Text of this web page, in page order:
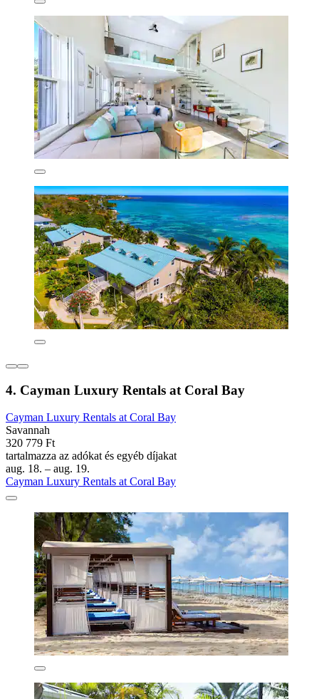
4. Cayman Luxury Rentals at Coral Bay
Cayman Luxury Rentals at Coral Bay
Savannah
320 779 Ft
tartalmazza az adókat és egyéb díjakat
aug. 18. – aug. 19.
Cayman Luxury Rentals at Coral Bay